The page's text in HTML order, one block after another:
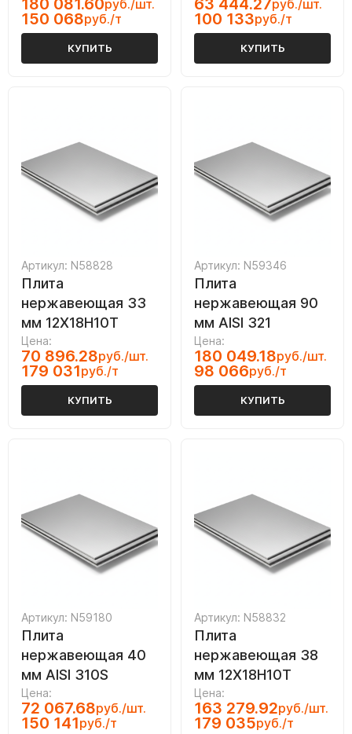
180 081.60руб./шт.
150 068руб./т
КУПИТЬ
63 444.27руб./шт.
100 133руб./т
КУПИТЬ
Артикул: N58828
Плита
нержавеющая 33
мм 12Х18Н10Т
Цена:
70 896.28руб./шт.
179 031руб./т
КУПИТЬ
Артикул: N59346
Плита
нержавеющая 90
мм AISI 321
Цена:
180 049.18руб./шт.
98 066руб./т
КУПИТЬ
Артикул: N59180
Плита
нержавеющая 40
мм AISI 310S
Цена:
72 067.68руб./шт.
150 141руб./т
Артикул: N58832
Плита
нержавеющая 38
мм 12Х18Н10Т
Цена:
163 279.92руб./шт.
179 035руб./т